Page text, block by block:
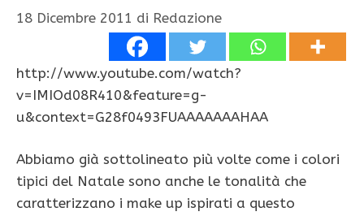
18 Dicembre 2011 di Redazione
http://www.youtube.com/watch?
v=IMIOd08R410&feature=g-
u&context=G28f0493FUAAAAAAAHAA
Abbiamo già sottolineato più volte come i colori
tipici del Natale sono anche le tonalità che
caratterizzano i make up ispirati a questo